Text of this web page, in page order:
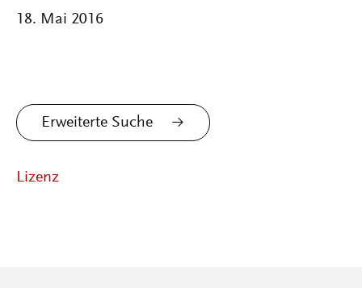
18. Mai 2016
Erweiterte Suche
Lizenz